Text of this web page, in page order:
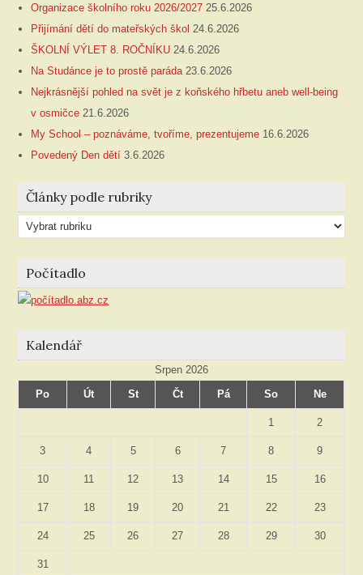
Organizace školního roku 2026/2027 25.6.2026
Přijímání dětí do mateřských škol 24.6.2026
ŠKOLNÍ VÝLET 8. ROČNÍKU 24.6.2026
Na Studánce je to prostě paráda 23.6.2026
Nejkrásnější pohled na svět je z koňského hřbetu aneb well-being
v osmičce 21.6.2026
My School – poznáváme, tvoříme, prezentujeme 16.6.2026
Povedený Den dětí 3.6.2026
Články podle rubriky
Články
podle
rubriky
Počítadlo
Kalendář
Srpen 2026
Po
Út St Čt Pá So Ne
1 2
3 4 5 6 7 8 9
10 11 12 13 14 15 16
17 18 19 20 21 22 23
24 25 26 27 28 29 30
31